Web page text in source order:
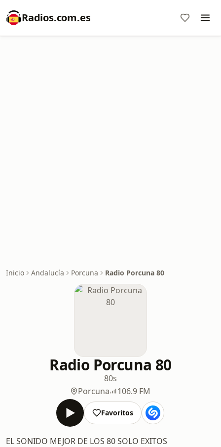
Radios.com.es
Inicio Andalucía Porcuna Radio Porcuna 80
Radio Porcuna 80
80s
Porcuna
106.9 FM
Favoritos
EL SONIDO MEJOR DE LOS 80 SOLO EXITOS